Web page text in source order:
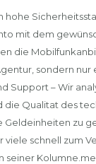
hohe
mit dem
die
sondern nur
Support – Wir
Qualitat des
Geldeinheiten zu
viele schnell zum
seiner